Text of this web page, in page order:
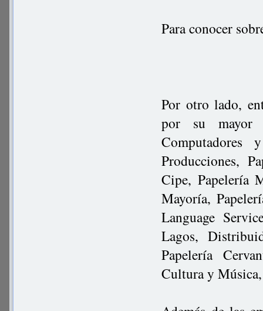
Para conocer
Por otro lado,
por su mayor
Computadores
Producciones,
Cipe, Papelería
Mayoría,
Language
Lagos,
Papelería
Cultura y